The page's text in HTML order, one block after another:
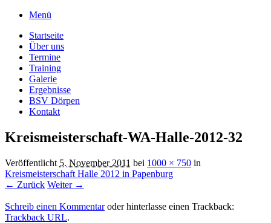
Menü
Startseite
Über uns
Termine
Training
Galerie
Ergebnisse
BSV Dörpen
Kontakt
Kreismeisterschaft-WA-Halle-2012-32
Veröffentlicht 5. November 2011 bei 1000 × 750 in
Kreismeisterschaft Halle 2012 in Papenburg
← Zurück Weiter →
Schreib einen Kommentaroder hinterlasse einen Trackback:
Trackback URL.